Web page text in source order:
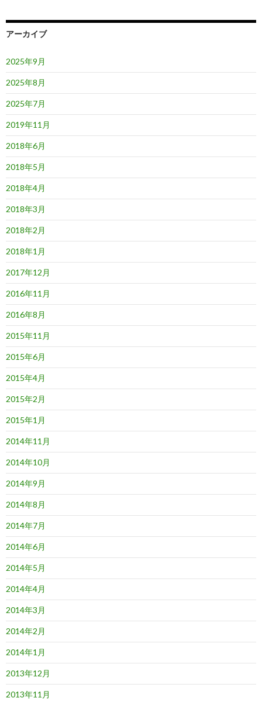
アーカイブ
2025年9月
2025年8月
2025年7月
2019年11月
2018年6月
2018年5月
2018年4月
2018年3月
2018年2月
2018年1月
2017年12月
2016年11月
2016年8月
2015年11月
2015年6月
2015年4月
2015年2月
2015年1月
2014年11月
2014年10月
2014年9月
2014年8月
2014年7月
2014年6月
2014年5月
2014年4月
2014年3月
2014年2月
2014年1月
2013年12月
2013年11月